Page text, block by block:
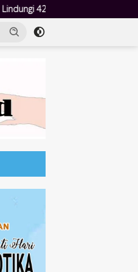
BPJS Ketenagakerjaan